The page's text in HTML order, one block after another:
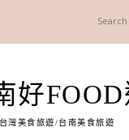
好FOOD
台灣美食旅遊/台南美食旅遊